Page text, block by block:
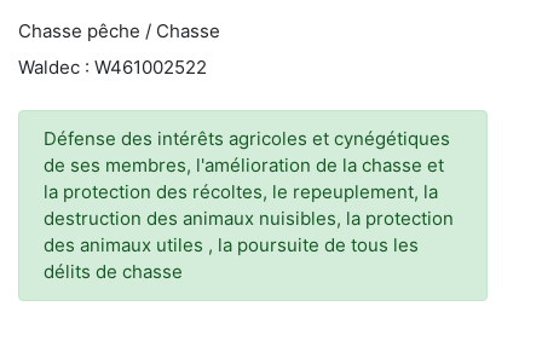
Chasse pêche / Chasse
Waldec : W461002522
Défense des intérêts agricoles et cynégétiques
de ses membres, l'amélioration de la chasse et
la protection des récoltes, le repeuplement, la
destruction des animaux nuisibles, la protection
des animaux utiles , la poursuite de tous les
délits de chasse